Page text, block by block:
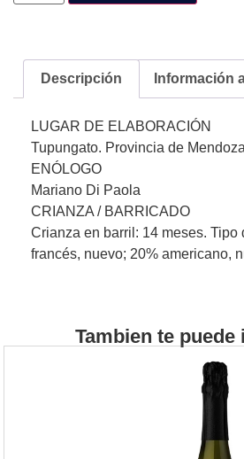
Descripción Información
LUGAR DE ELABORACIÓN
Tupungato. Provincia de
ENÓLOGO
Mariano Di Paola
CRIANZA / BARRICADO
Crianza en barril: 14 meses. Tipo
francés, nuevo; 20% americano,
Tambien te puede